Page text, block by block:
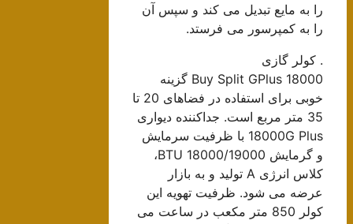
را به مایع تبدیل می کند و سپس آن
را به کمپرسور می فرستد.
. کولر گازی
Buy Split GPlus 18000 گزینه
خوبی برای استفاده در فضاهای 20 تا
35 متر مربع است. جداکننده دیواری
18000G Plus با ظرفیت سرمایش
و گرمایش 18000/19000 BTU،
کلاس انرژی A تولید و به بازار
عرضه می شود. ظرفیت تهویه این
کولر 850 متر مکعب در ساعت می